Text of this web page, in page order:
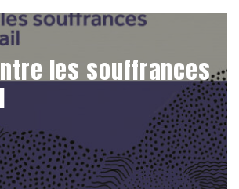
les souffrances